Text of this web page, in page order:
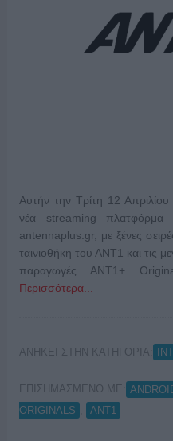
Αυτήν την Τρίτη 12
νέα streaming
antennaplus.gr, με ξένες
ταινιοθήκη του ΑΝΤ1 και τις
παραγωγές ΑΝT1+
Περισσότερα...
ΑΝΗΚΕΙ ΣΤΗΝ ΚΑΤΗΓΟΡΙΑ:
ΕΠΙΣΗΜΑΣΜΕΝΟ ΜΕ:
ORIGINALS
ΑΝΤ1